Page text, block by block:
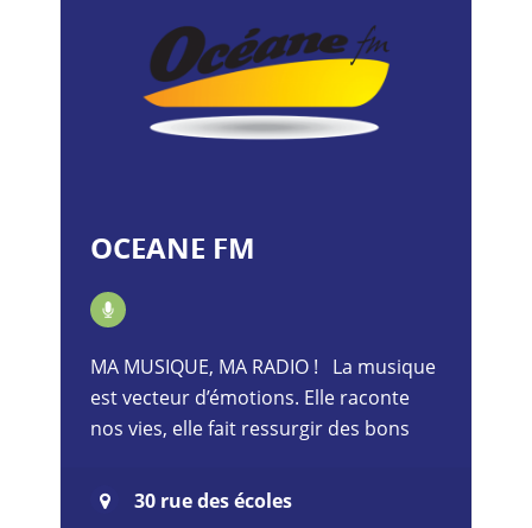
OCEANE FM
MA MUSIQUE, MA RADIO ! La musique
est vecteur d’émotions. Elle raconte
nos vies, elle fait ressurgir des bons
les chansons idéales pour…
30 rue des écoles